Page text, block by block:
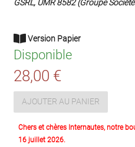
GSRL, UMR 8582 (Groupe
Version Papier
Disponible
28,00 €
AJOUTER AU PANIER
Chers et chères Internautes, notre
16 juillet 2026.